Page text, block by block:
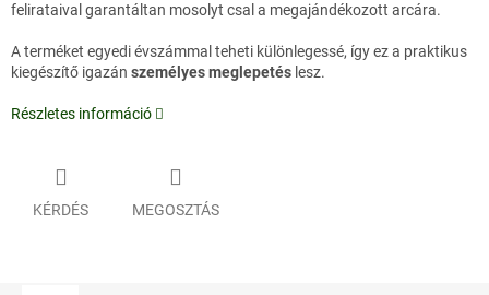
felirataival garantáltan mosolyt csal a megajándékozott arcára.
A terméket egyedi évszámmal teheti különlegessé, így ez a praktikus
kiegészítő igazán személyes meglepetés lesz.
Részletes információ
KÉRDÉS MEGOSZTÁS